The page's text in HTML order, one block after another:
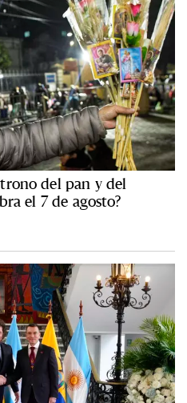
del pan y del
el 7 de agosto?